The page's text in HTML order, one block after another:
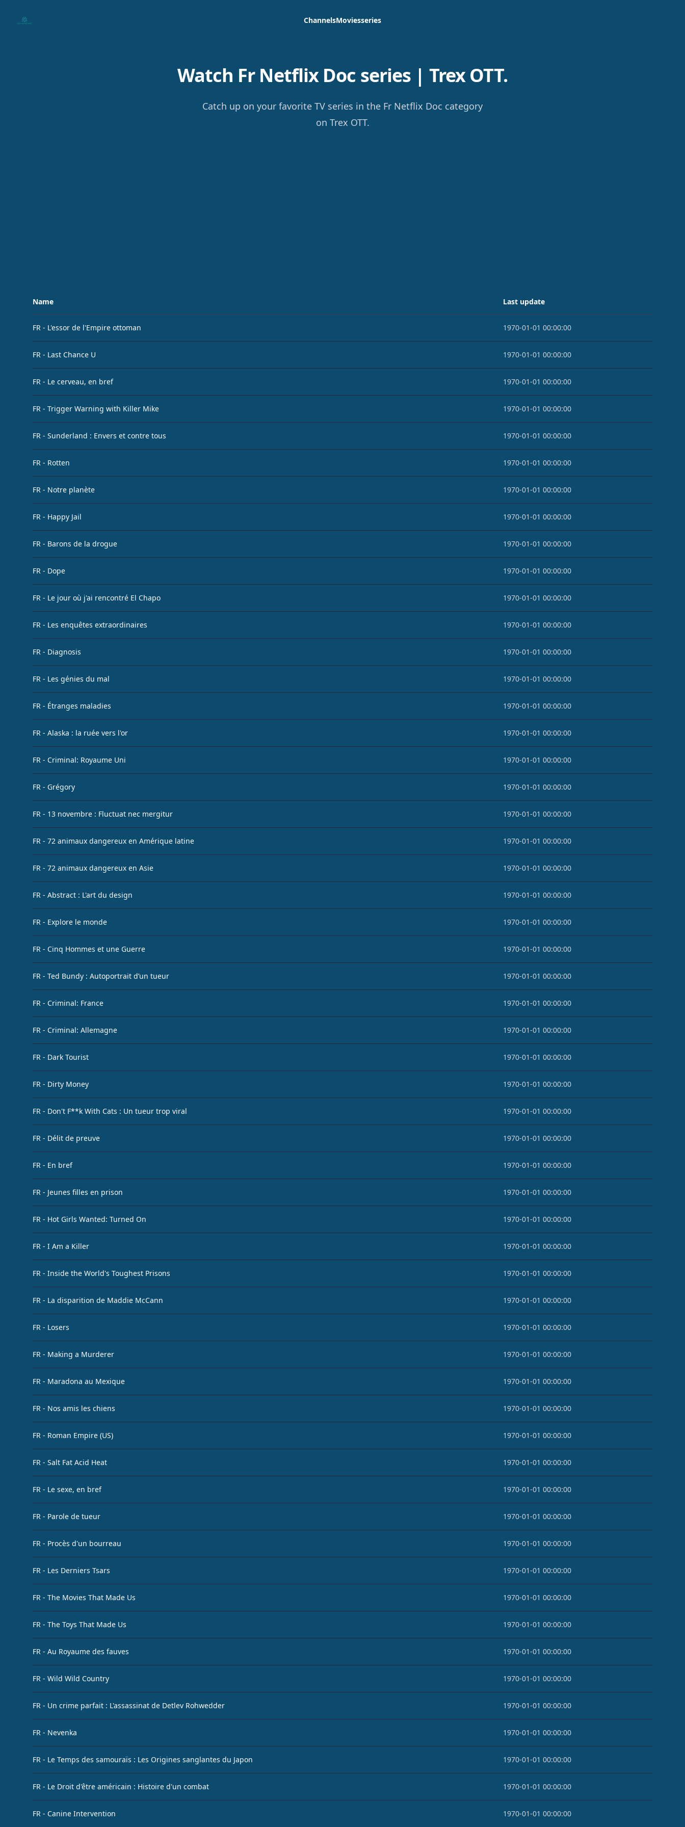
Your Company ChannelsMoviesseries
Watch Fr Netflix Doc series | Trex OTT.
Catch up on your favorite TV series in the Fr Netflix Doc category
on Trex OTT.
Name Last update
FR - L'essor de l'Empire ottoman 1970-01-01 00:00:00
FR - Last Chance U 1970-01-01 00:00:00
FR - Le cerveau, en bref 1970-01-01 00:00:00
FR - Trigger Warning with Killer Mike 1970-01-01 00:00:00
FR - Sunderland : Envers et contre tous 1970-01-01 00:00:00
FR - Rotten 1970-01-01 00:00:00
FR - Notre planète 1970-01-01 00:00:00
FR - Happy Jail 1970-01-01 00:00:00
FR - Barons de la drogue 1970-01-01 00:00:00
FR - Dope 1970-01-01 00:00:00
FR - Le jour où j'ai rencontré El Chapo 1970-01-01 00:00:00
FR - Les enquêtes extraordinaires 1970-01-01 00:00:00
FR - Diagnosis 1970-01-01 00:00:00
FR - Les génies du mal 1970-01-01 00:00:00
FR - Étranges maladies 1970-01-01 00:00:00
FR - Alaska : la ruée vers l'or 1970-01-01 00:00:00
FR - Criminal: Royaume Uni 1970-01-01 00:00:00
FR - Grégory 1970-01-01 00:00:00
FR - 13 novembre : Fluctuat nec mergitur 1970-01-01 00:00:00
FR - 72 animaux dangereux en Amérique latine 1970-01-01 00:00:00
FR - 72 animaux dangereux en Asie 1970-01-01 00:00:00
FR - Abstract : L'art du design 1970-01-01 00:00:00
FR - Explore le monde 1970-01-01 00:00:00
FR - Cinq Hommes et une Guerre 1970-01-01 00:00:00
FR - Ted Bundy : Autoportrait d’un tueur 1970-01-01 00:00:00
FR - Criminal: France 1970-01-01 00:00:00
FR - Criminal: Allemagne 1970-01-01 00:00:00
FR - Dark Tourist 1970-01-01 00:00:00
FR - Dirty Money 1970-01-01 00:00:00
FR - Don't F**k With Cats : Un tueur trop viral 1970-01-01 00:00:00
FR - Délit de preuve 1970-01-01 00:00:00
FR - En bref 1970-01-01 00:00:00
FR - Jeunes filles en prison 1970-01-01 00:00:00
FR - Hot Girls Wanted: Turned On 1970-01-01 00:00:00
FR - I Am a Killer 1970-01-01 00:00:00
FR - Inside the World's Toughest Prisons 1970-01-01 00:00:00
FR - La disparition de Maddie McCann 1970-01-01 00:00:00
FR - Losers 1970-01-01 00:00:00
FR - Making a Murderer 1970-01-01 00:00:00
FR - Maradona au Mexique 1970-01-01 00:00:00
FR - Nos amis les chiens 1970-01-01 00:00:00
FR - Roman Empire (US) 1970-01-01 00:00:00
FR - Salt Fat Acid Heat 1970-01-01 00:00:00
FR - Le sexe, en bref 1970-01-01 00:00:00
FR - Parole de tueur 1970-01-01 00:00:00
FR - Procès d'un bourreau 1970-01-01 00:00:00
FR - Les Derniers Tsars 1970-01-01 00:00:00
FR - The Movies That Made Us 1970-01-01 00:00:00
FR - The Toys That Made Us 1970-01-01 00:00:00
FR - Au Royaume des fauves 1970-01-01 00:00:00
FR - Wild Wild Country 1970-01-01 00:00:00
FR - Un crime parfait : L'assassinat de Detlev Rohwedder 1970-01-01 00:00:00
FR - Nevenka 1970-01-01 00:00:00
FR - Le Temps des samouraïs : Les Origines sanglantes du Japon 1970-01-01 00:00:00
FR - Le Droit d'être américain : Histoire d'un combat 1970-01-01 00:00:00
FR - Canine Intervention 1970-01-01 00:00:00